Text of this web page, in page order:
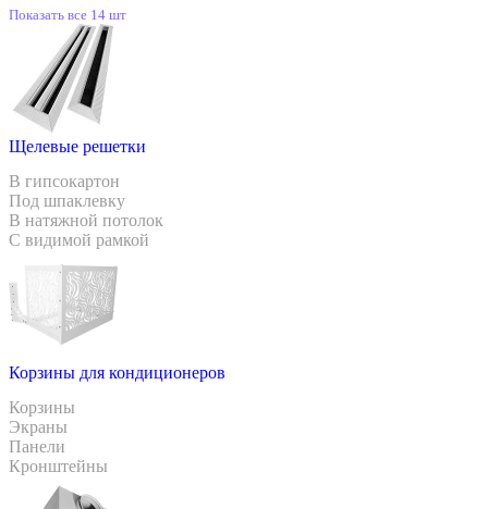
Показать все 14 шт
Щелевые решетки
В гипсокартон
Под шпаклевку
В натяжной потолок
С видимой рамкой
Корзины для кондиционеров
Корзины
Экраны
Панели
Кронштейны